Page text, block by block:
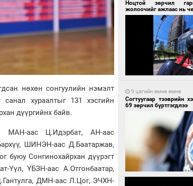
нөхөн сонгуулийн нэмэлт
хураалтыг 131 хэсгийн
дүүргийнх байв.
аас Ц.Идэрбат, АН-аас
ШИНЭН-аас Д.Баатаржав,
буюу Сонгинохайрхан дүүрэгт
Үүл, ҮБЗН-аас А.Отгонбаатар,
ДМН-аас Л.Цог, ЭЧХН-
Ноцтой зөрчил
жолоочийг ажлаас нь
9 цагийн өмнө өмнө
Согтуугаар тээврийн
69 зөрчил бүртгэгдлээ